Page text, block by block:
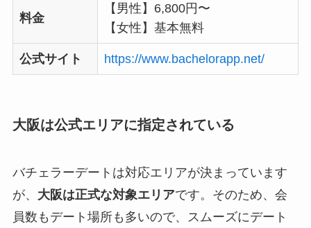
料金
【男性】6,800円〜
【女性】基本無料
公式サイト https://www.bachelorapp.net/
大阪は公式エリアに指定されている
バチェラーデートは対応エリアが決まっています
が、 大阪は正式な対象エリアです。そのため、会
員数もデート場所も多いので、スムーズにデート